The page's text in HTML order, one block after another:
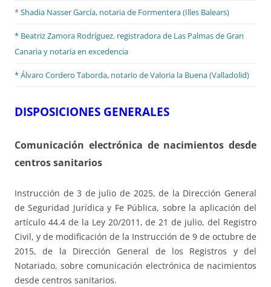
*Shadia Nasser García, notaria de Formentera (Illes Balears)
* Beatriz Zamora Rodríguez. registradora de Las Palmas de Gran
Canaria y notaria en excedencia
* Álvaro Cordero Taborda, notario de Valoria la Buena (Valladolid)
DISPOSICIONES GENERALES
Comunicación electrónica de nacimientos desde
centros sanitarios
Instrucción de 3 de julio de 2025, de la Dirección General
de Seguridad Jurídica y Fe Pública, sobre la aplicación del
artículo 44.4 de la Ley 20/2011, de 21 de julio, del Registro
Civil, y de modificación de la Instrucción de 9 de octubre de
2015, de la Dirección General de los Registros y del
Notariado, sobre comunicación electrónica de nacimientos
desde centros sanitarios.